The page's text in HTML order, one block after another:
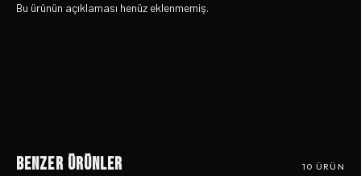
Bu ürünün açıklaması henüz eklenmemiş.
Benzer Ürünler 10 ÜRÜN